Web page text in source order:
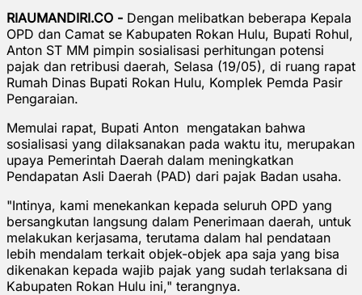
RIAUMANDIRI.CO - Dengan melibatkan beberapa Kepala
OPD dan Camat se Kabupaten Rokan Hulu, Bupati Rohul,
Anton ST MM pimpin sosialisasi perhitungan potensi
pajak dan retribusi daerah, Selasa (19/05), di ruang rapat
Rumah Dinas Bupati Rokan Hulu, Komplek Pemda Pasir
Pengaraian.
Memulai rapat, Bupati Anton mengatakan bahwa
sosialisasi yang dilaksanakan pada waktu itu, merupakan
upaya Pemerintah Daerah dalam meningkatkan
Pendapatan Asli Daerah (PAD) dari pajak Badan usaha.
"Intinya, kami menekankan kepada seluruh OPD yang
bersangkutan langsung dalam Penerimaan daerah, untuk
melakukan kerjasama, terutama dalam hal pendataan
lebih mendalam terkait objek-objek apa saja yang bisa
dikenakan kepada wajib pajak yang sudah terlaksana di
Kabupaten Rokan Hulu ini," terangnya.